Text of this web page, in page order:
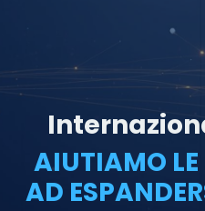
I
AIUTIAMO
AD